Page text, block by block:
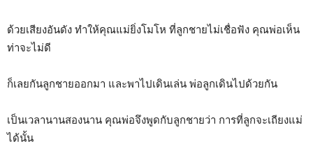
ด้วยเสียงอันดัง ทำให้คุณแม่ยิ่งโมโห ที่ลูกชายไม่เชื่อฟัง คุณพ่อเห็น
ท่าจะไม่ดี
ก็เลยกันลูกชายออกมา และพาไปเดินเล่น พ่อลูกเดินไปด้วยกัน
เป็นเวลานานสองนาน คุณพ่อจึงพูดกับลูกชายว่า การที่ลูกจะเถียงแม่
ได้นั้น